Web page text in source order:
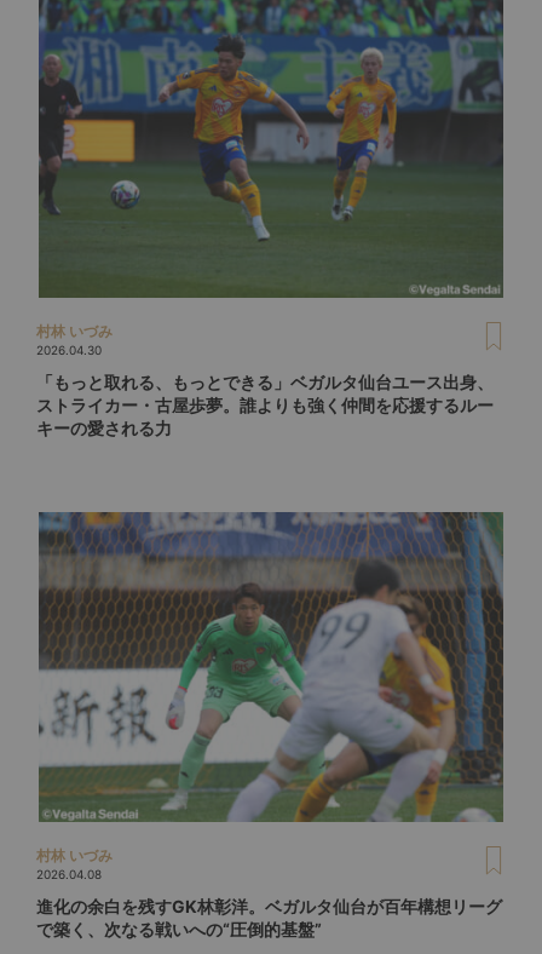
村林 いづみ
2026.04.30
「もっと取れる、もっとできる」ベガルタ仙台ユース出身、
ストライカー・古屋歩夢。誰よりも強く仲間を応援するルー
キーの愛される力
村林 いづみ
2026.04.08
進化の余白を残すGK林彰洋。ベガルタ仙台が百年構想リーグ
で築く、次なる戦いへの“圧倒的基盤”